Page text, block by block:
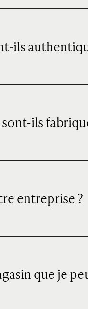
ils
ils
entreprise ?
que je